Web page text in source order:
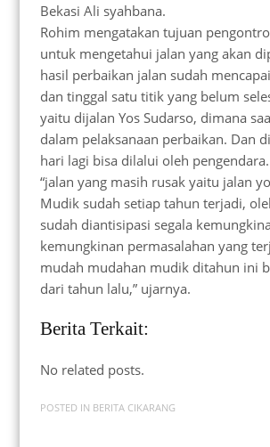
Bekasi Ali syahbana.
Rohim mengatakan tujuan
untuk mengetahui jalan yang akan
hasil perbaikan jalan sudah
dan tinggal satu titik yang belum
yaitu dijalan Yos Sudarso, dimana
dalam pelaksanaan perbaikan. Dan
hari lagi bisa dilalui oleh pengendara.
“jalan yang masih rusak yaitu jalan
Mudik sudah setiap tahun terjadi,
sudah diantisipasi segala
kemungkinan permasalahan yang
mudah mudahan mudik ditahun ini
dari tahun lalu,” ujarnya.
Berita Terkait:
No related posts.
POSTED IN BERITA CIKARANG